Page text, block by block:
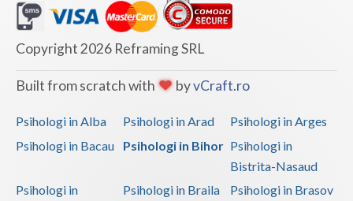
Interventie psihoterapeutica in tulburarea Tour... (1)
Interventie psihoterapeutica in tulburarea algica (1)
Interventie psihoterapeutica in tulburarea autista (1)
Interventie psihoterapeutica in tulburarea citi... (1)
Interventie psihoterapeutica in tulburarea de c... (1)
Interventie psihoterapeutica in tulburarea de c... (1)
Copyright 2026 Reframing SRL
Built from scratch with byvCraft.ro
Psihologi in Alba Psihologi in Arad
Psihologi in Arges
Psihologi in Bacau
Psihologi in Bihor Psihologi in
Bistrita-Nasaud
Psihologi in
Psihologi in Braila
Psihologi in Brasov